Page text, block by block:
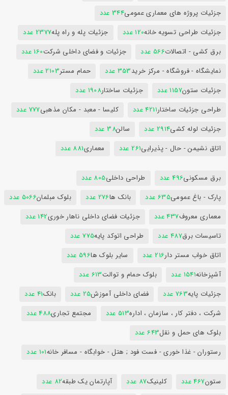
جزئیات پروژه های معماری عمومی344 عدد
جزئیات طراحی تسویه خانه120 عدد جزئیات پله و راه پله2377 عدد
برق کشی - اتصالات566 عدد جزئیات و فضای داخلی شرکت160 عدد
نمایشگاه - فروشگاه - مرکز خرید353 عدد حمام مستر2103 عدد
جزئیات ستون1157 عدد جزئیات ساختار1908 عدد
طراحی جزئیات ساختار4211 عدد کلیسا - معبد - مکان مذهبی777 عدد
جزئیات لوله کشی2914 عدد سالن38 عدد
اتاق نشیمن - حال - پذیرایی261 عدد معماری881 عدد
برق مسکونی496 عدد طراحی داخلی805 عدد
پارک - باغ عمومی635 عدد بانک ها276 عدد بلوک مبلمان5066 عدد
معماری معروف437 عدد جزئیات فضای داخلی ناهار خوری142 عدد
تاسیسات برق487 عدد طراحی اتوکد پایه775 عدد
اتاق خواب مستر دار216 عدد سایر بلوک ها596 عدد
آشپزخانه1541 عدد بلوک حمام و توالت613 عدد
جزئیات پایه763 عدد فضای داخلی آموزش25 عدد بانک41 عدد
شرکت ، دفتر کار ، سازمان ، اداره513 عدد مجتمع تجاری488 عدد
بلوک های حمل و نقل643 عدد
رستوران - غذا خوری - فست فود ; هتل - خوابگاه - مسافر خانه101 عدد
ستون467 عدد کلینیک87 عدد آپارتمان یک طبقه82 عدد